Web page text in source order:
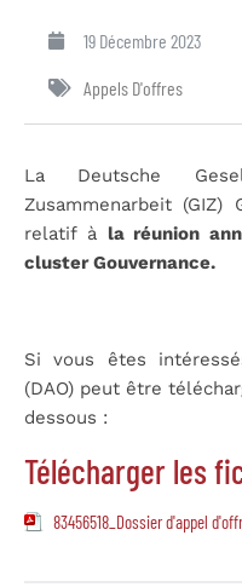
19 Décembre 2023
Appels D'offres
La Deutsche
Zusammenarbeit (GIZ)
relatif à la réunion
cluster Gouvernance.
Si vous êtes
(DAO) peut être
dessous :
Télécharger les
83456518_Dossier d'appel